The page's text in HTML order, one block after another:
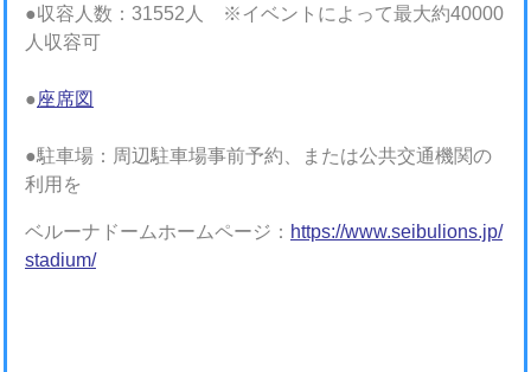
●収容人数：31552人 ※イベントによって最大約40000
人収容可
●座席図
●駐車場：周辺駐車場事前予約、または公共交通機関の
利用を
ベルーナドームホームページ： https://www.seibulions.jp/
stadium/